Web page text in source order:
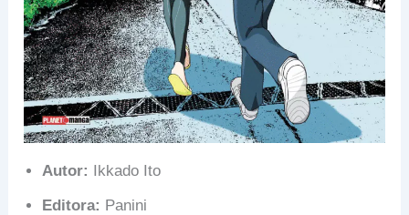
Autor: Ikkado Ito
Editora: Panini